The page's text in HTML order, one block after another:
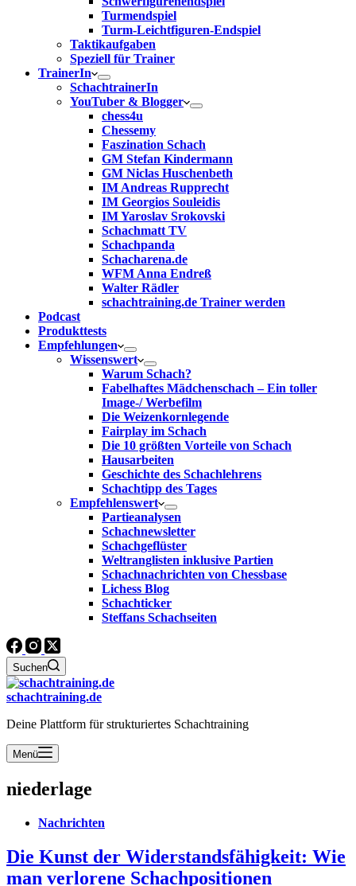
Turmendspiel
Turm-Leichtfiguren-Endspiel
Taktikaufgaben
Speziell für Trainer
TrainerIn
SchachtrainerIn
YouTuber & Blogger
chess4u
Chessemy
Faszination Schach
GM Stefan Kindermann
GM Niclas Huschenbeth
IM Andreas Rupprecht
IM Georgios Souleidis
IM Yaroslav Srokovski
Schachmatt TV
Schachpanda
Schacharena.de
WFM Anna Endreß
Walter Rädler
schachtraining.de Trainer werden
Podcast
Produkttests
Empfehlungen
Wissenswert
Warum Schach?
Fabelhaftes Mädchenschach – Ein toller
Image-/ Werbefilm
Die Weizenkornlegende
Fairplay im Schach
Die 10 größten Vorteile von Schach‎
Hausarbeiten
Geschichte des Schachlehrens
Schachtipp des Tages
Empfehlenswert
Partieanalysen
Schachnewsletter
Schachgeflüster
Weltranglisten inklusive Partien
Schachnachrichten von Chessbase
Lichess Blog
Schachticker
Steffans Schachseiten
Suchen
schachtraining.de
Deine Plattform für strukturiertes Schachtraining
Menü
niederlage
Nachrichten
Die Kunst der Widerstandsfähigkeit: Wie
man verlorene Schachpositionen